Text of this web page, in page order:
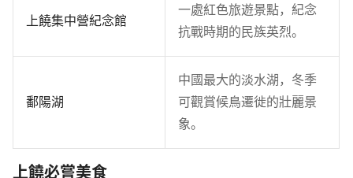
上饒集中營紀念館
一處紅色旅遊景點，紀念
抗戰時期的民族英烈。
鄱陽湖
中國最大的淡水湖，冬季
可觀賞候鳥遷徙的壯麗景
象。
上饒必嘗美食